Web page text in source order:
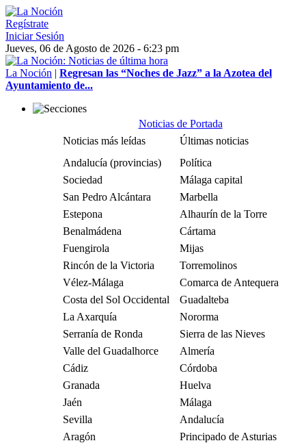
Regístrate
Iniciar Sesión
Jueves, 06 de Agosto de 2026 - 6:23 pm
La Noción | Regresan las “Noches de Jazz” a la Azotea del
Ayuntamiento de...
Noticias de Portada
Noticias más leídas
Últimas noticias
Andalucía (provincias)
Política
Sociedad
Málaga capital
San Pedro Alcántara
Marbella
Estepona
Alhaurín de la Torre
Benalmádena
Cártama
Fuengirola
Mijas
Rincón de la Victoria
Torremolinos
Vélez-Málaga
Comarca de Antequera
Costa del Sol Occidental
Guadalteba
La Axarquía
Nororma
Serranía de Ronda
Sierra de las Nieves
Valle del Guadalhorce
Almería
Cádiz
Córdoba
Granada
Huelva
Jaén
Málaga
Sevilla
Andalucía
Aragón
Principado de Asturias